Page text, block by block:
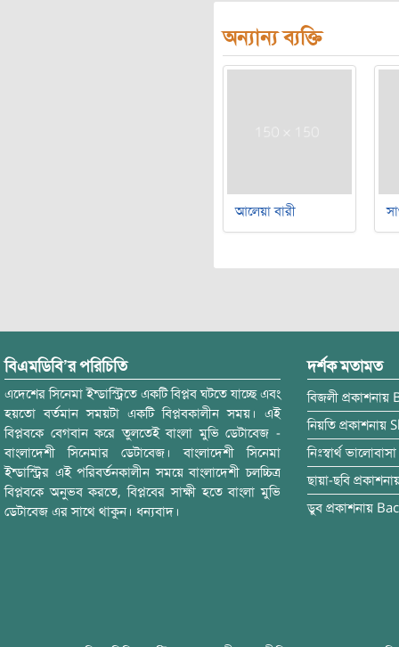
অন্যান্য ব্যক্তি
আলেয়া বারী
বিএমডিবি’র পরিচিতি
এদেশের সিনেমা ইন্ডাস্ট্রিতে একটি বিপ্লব ঘটতে যাচ্ছে এবং
হয়তো বর্তমান সময়টা একটি বিপ্লবকালীন সময়। এই
বিপ্লবকে বেগবান করে তুলতেই বাংলা মুভি ডেটাবেজ -
বাংলাদেশী সিনেমার ডেটাবেজ। বাংলাদেশী সিনেমা
ইন্ডাস্ট্রির এই পরিবর্তনকালীন সময়ে বাংলাদেশী চলচ্চিত্র
বিপ্লবকে অনুভব করতে, বিপ্লবের সাক্ষী হতে বাংলা মুভি
ডেটাবেজ এর সাথে থাকুন। ধন্যবাদ।
দর্শক মতামত
বিজলী প্রকাশনায়
নিয়তি প্রকাশনায়
নিঃস্বার্থ ভালোবাসা
ছায়া-ছবি
ডুব প্রকাশনায়